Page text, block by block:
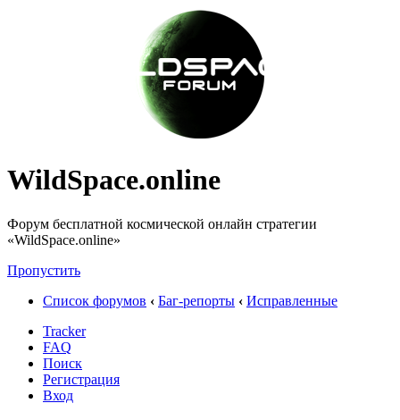
WildSpace.online
Форум бесплатной космической онлайн стратегии
«WildSpace.online»
Пропустить
Список форумов ‹ Баг-репорты ‹ Исправленные
Tracker
FAQ
Поиск
Регистрация
Вход